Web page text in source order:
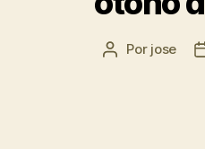
Por jose